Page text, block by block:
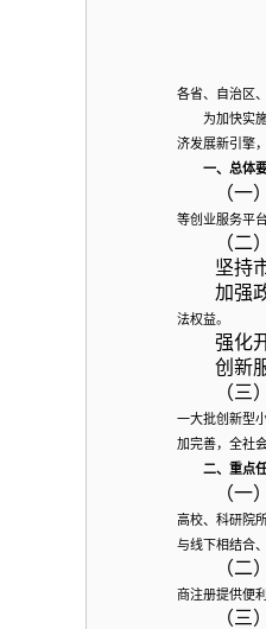
各省、自治区
为加快实施
济发展新引擎
一、总体
（一
等创业服务平
（二
坚持
加强
法权益。
强化
创新
（三
一大批创新型
加完善，全社
二、重点
（一
高校、科研院
与线下相结合
（二
商注册提供便
（三